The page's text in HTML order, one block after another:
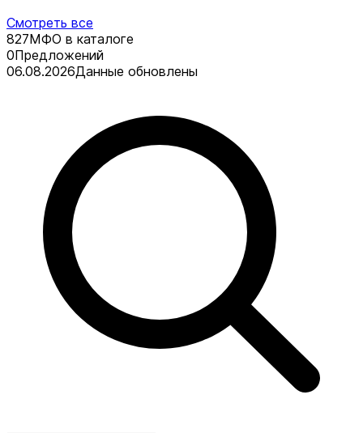
Смотреть все
827МФО в каталоге
0Предложений
06.08.2026Данные обновлены